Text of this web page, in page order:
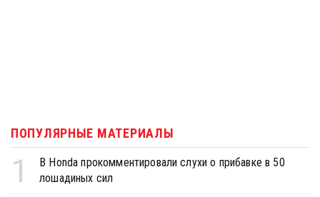
ПОПУЛЯРНЫЕ МАТЕРИАЛЫ
1
В Honda прокомментировали слухи о прибавке в 50
лошадиных сил